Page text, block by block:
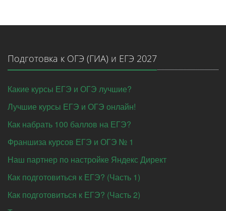
Подготовка к ОГЭ (ГИА) и ЕГЭ 2027
Какие курсы ЕГЭ и ОГЭ лучшие?
Лучшие курсы ЕГЭ и ОГЭ онлайн!
Как набрать 100 баллов на ЕГЭ?
Франшиза курсов ЕГЭ и ОГЭ № 1
Наш партнер по настройке Яндекс Директ
Как подготовиться к ЕГЭ? (Часть 1)
Как подготовиться к ЕГЭ? (Часть 2)